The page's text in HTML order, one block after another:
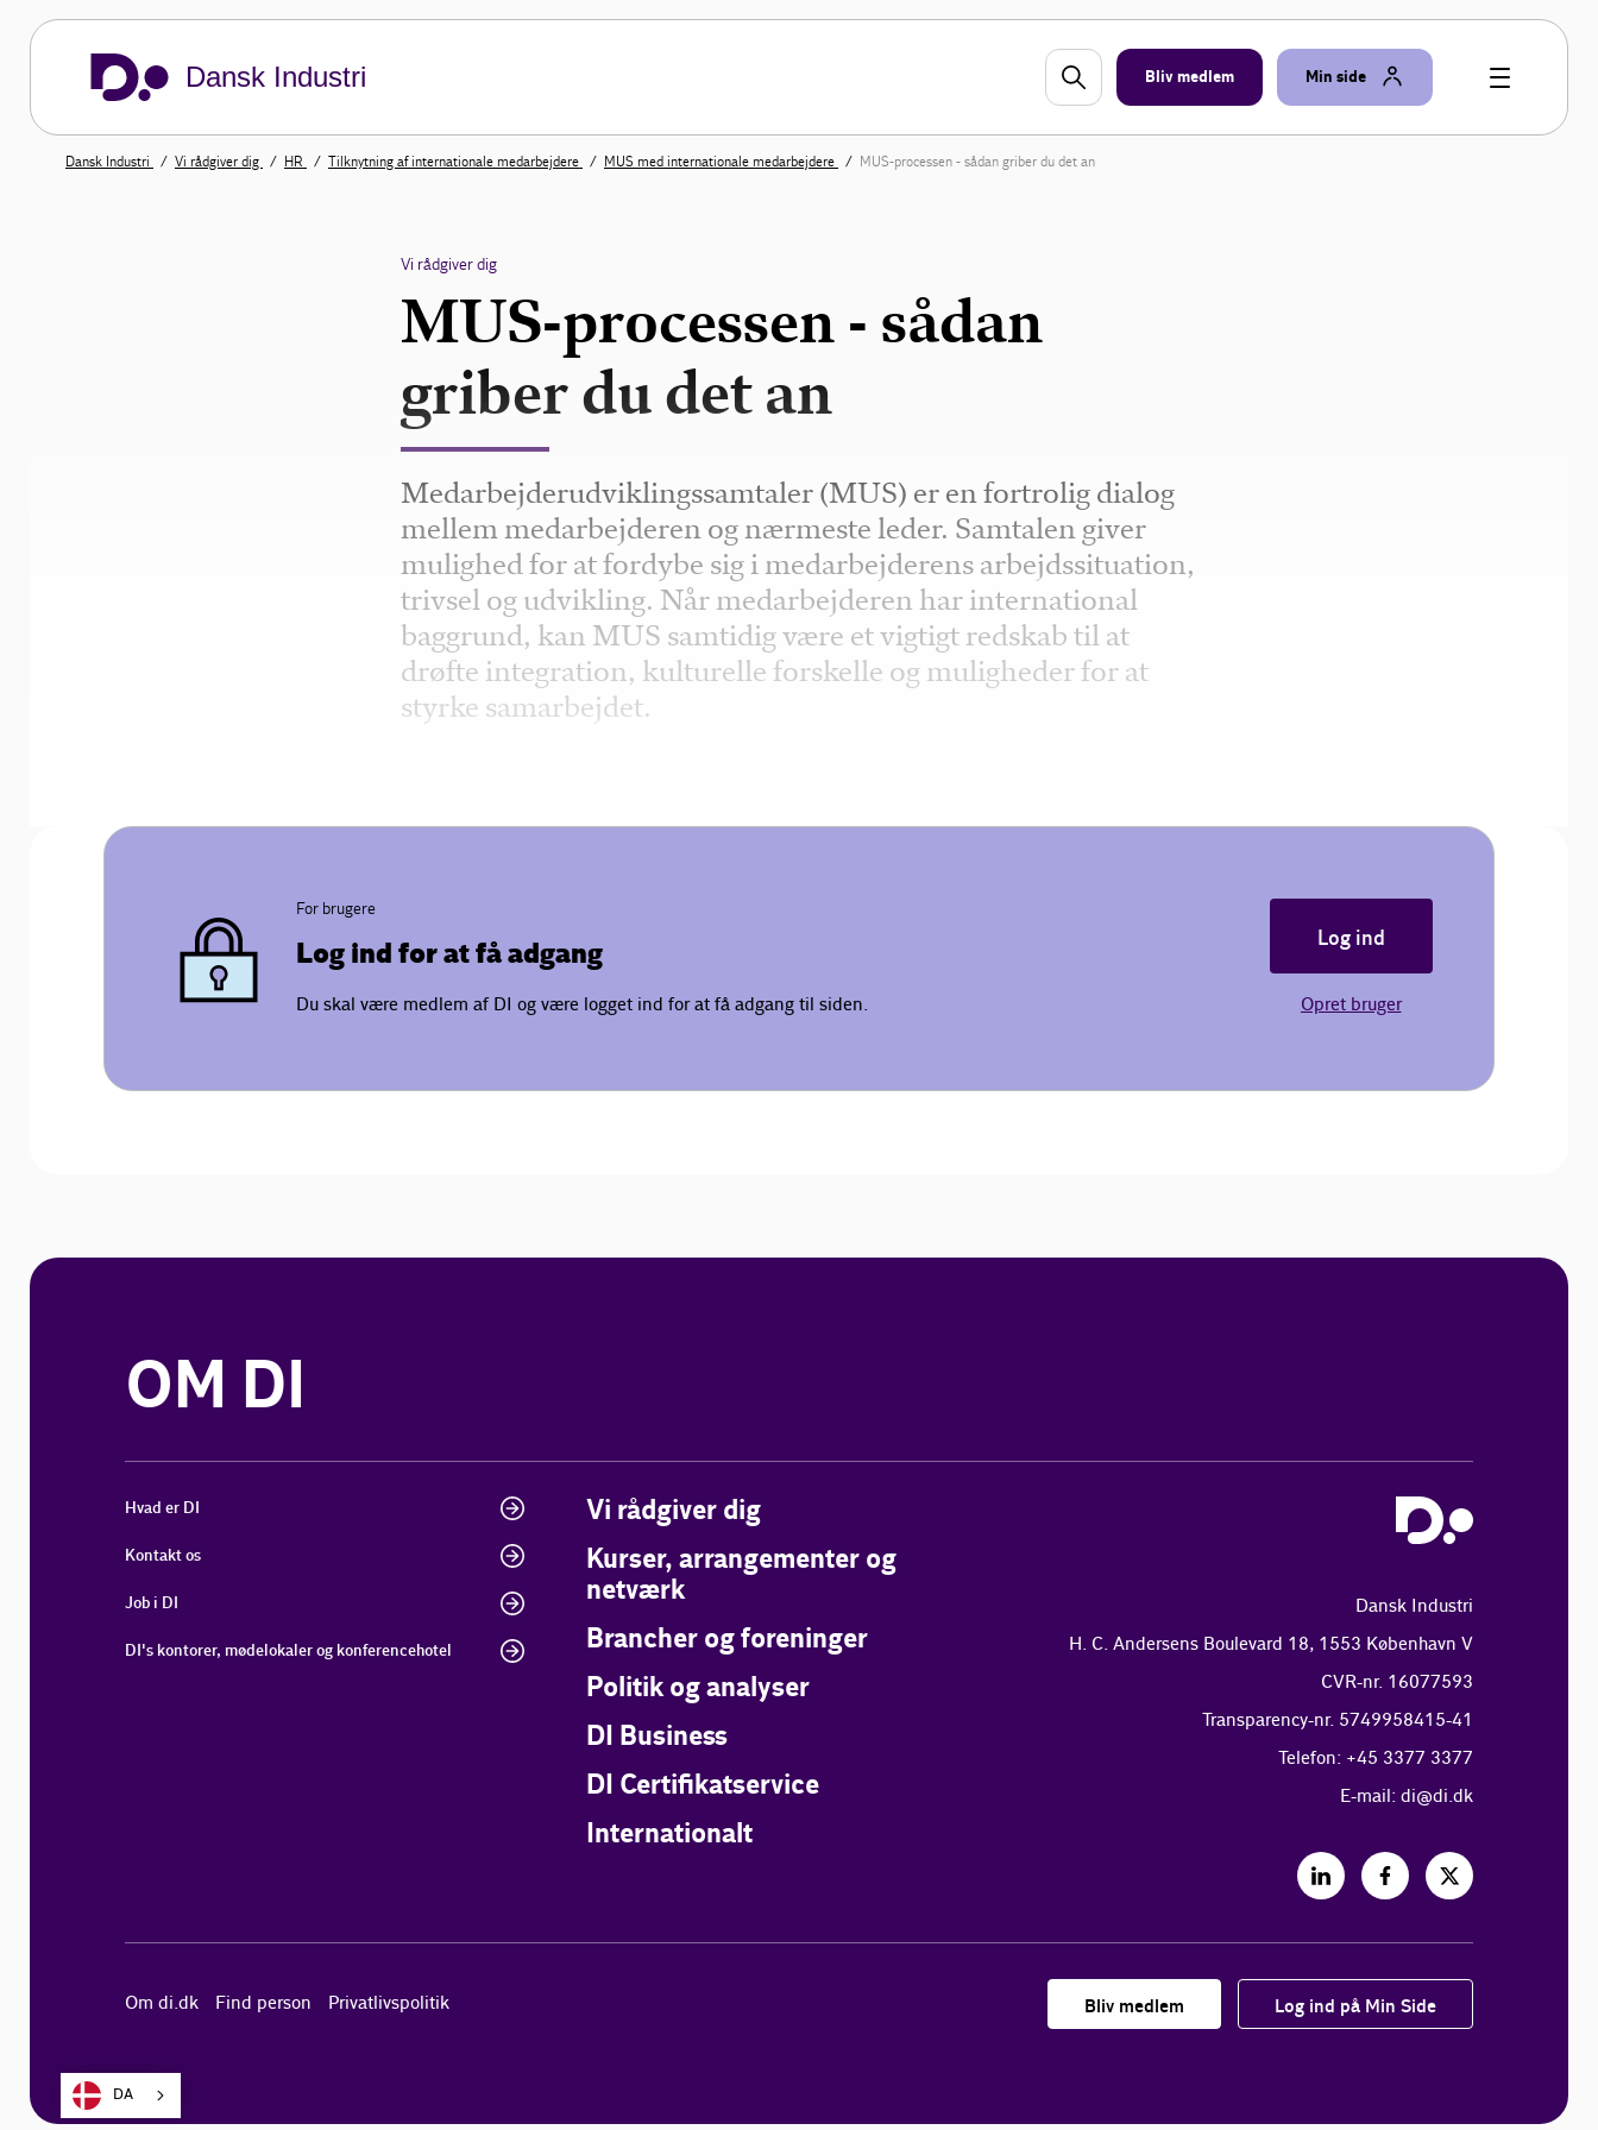
Dansk Industri Bliv medlem Min side
Dansk Industri Vi rådgiver dig HR Tilknytning af internationale medarbejdere MUS med internationale medarbejdere MUS-processen - sådan griber du det an
Vi rådgiver dig
MUS-processen - sådan
griber du det an
Medarbejderudviklingssamtaler (MUS) er en fortrolig dialog
mellem medarbejderen og nærmeste leder. Samtalen giver
mulighed for at fordybe sig i medarbejderens arbejdssituation,
trivsel og udvikling. Når medarbejderen har international
baggrund, kan MUS samtidig være et vigtigt redskab til at
drøfte integration, kulturelle forskelle og muligheder for at
styrke samarbejdet.
For brugere
Log ind for at få adgang
Du skal være medlem af DI og være logget ind for at få adgang til siden.
Log ind
Opret bruger
OM DI
Hvad er DI
Kontakt os
Job i DI
DI's kontorer, mødelokaler og konferencehotel
Vi rådgiver dig
Kurser, arrangementer og
netværk
Brancher og foreninger
Politik og analyser
DI Business
DI Certifikatservice
Internationalt
Dansk Industri
H. C. Andersens Boulevard 18, 1553 København V
CVR-nr. 16077593
Transparency-nr. 5749958415-41
Telefon: +45 3377 3377
E-mail: di@di.dk
Om di.dk Find person Privatlivspolitik Bliv medlem Log ind på Min Side
DA